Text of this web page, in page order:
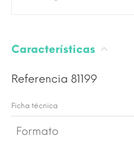
Características
Referencia 81199
Ficha técnica
Formato